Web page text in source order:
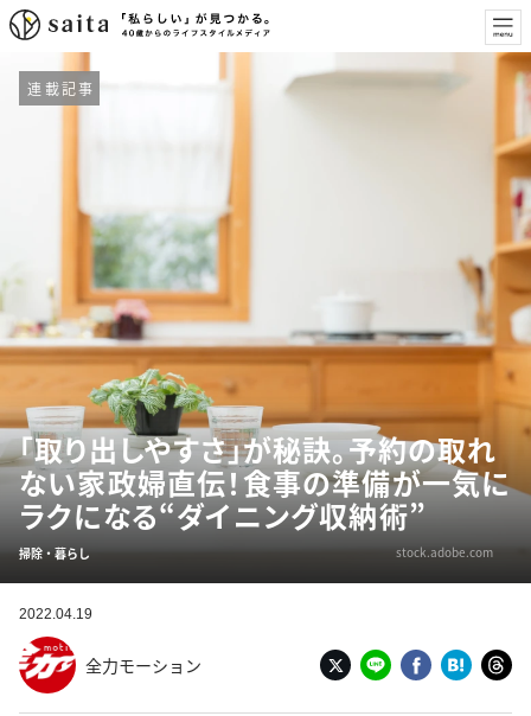
連載記事
「取り出しやすさ」が秘訣。予約の取れ
ない家政婦直伝！食事の準備が一気に
ラクになる“ダイニング収納術”
掃除・暮らし stock.adobe.com
2022.04.19
全力モーション